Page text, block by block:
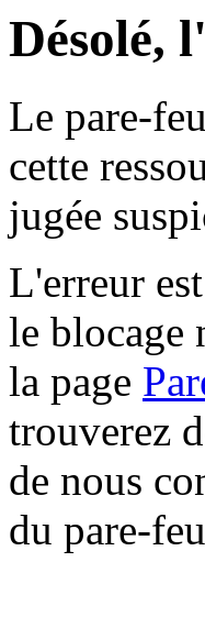
Désolé,
Le pare-
cette
jugée
L'erreur
le blocage
la page
trouverez
de nous
du pare-